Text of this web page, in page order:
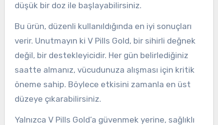
düşük bir doz ile başlayabilirsiniz.
Bu ürün, düzenli kullanıldığında en iyi sonuçları
verir. Unutmayın ki V Pills Gold, bir sihirli değnek
değil, bir destekleyicidir. Her gün belirlediğiniz
saatte almanız, vücudunuza alışması için kritik
öneme sahip. Böylece etkisini zamanla en üst
düzeye çıkarabilirsiniz.
Yalnızca V Pills Gold’a güvenmek yerine, sağlıklı